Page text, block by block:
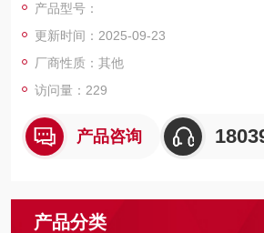
产品型号：
更新时间：2025-09-23
厂商性质：其他
访问量：229
产品咨询
产品分类